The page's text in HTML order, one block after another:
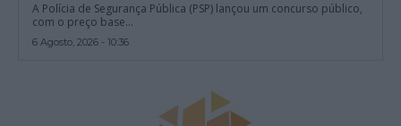
A Polícia de Segurança Pública (PSP) lançou um concurso público,
com o preço base...
6 Agosto, 2026 - 10:36